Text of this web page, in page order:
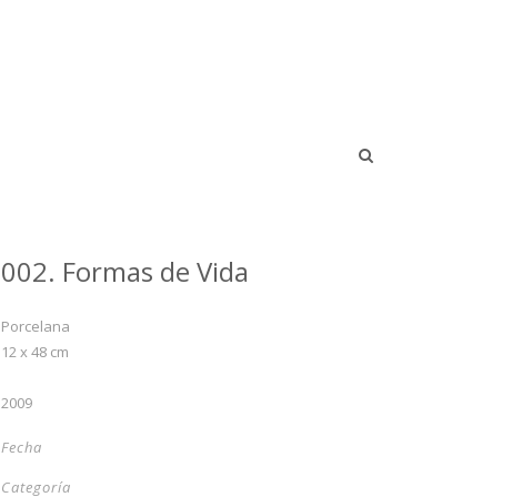
002. Formas de Vida
Porcelana
12 x 48 cm
2009
Fecha
Categoría